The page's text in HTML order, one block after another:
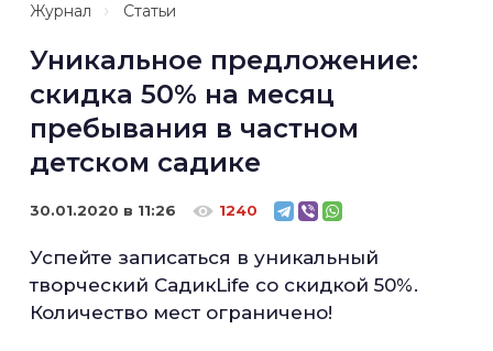
Журнал Статьи
Уникальное предложение:
скидка 50% на месяц
пребывания в частном
детском садике
30.01.2020 в 11:26 1240
Успейте записаться в уникальный
творческий СадикLife со скидкой 50%.
Количество мест ограничено!